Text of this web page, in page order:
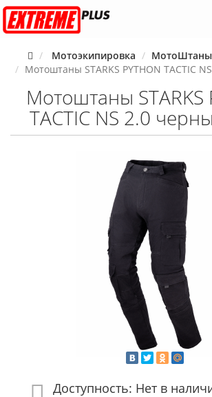
Мотоэкипировка
Мотоштаны STARKS PYTHON TACTIC
Мотоштаны STARKS
TACTIC NS 2.0
Доступность: Нет в